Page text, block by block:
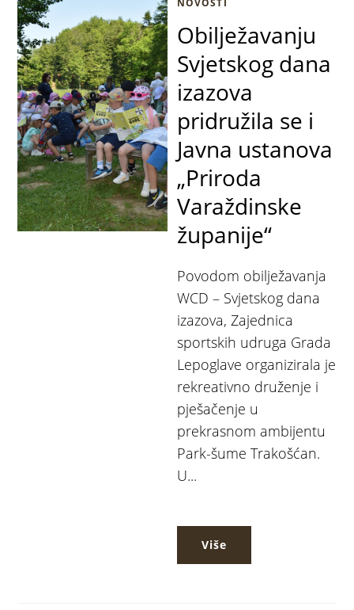
Obilježavanju
Svjetskog dana
izazova
pridružila se i
Javna ustanova
„Priroda
Varaždinske
županije“
Povodom obilježavanja
WCD – Svjetskog dana
izazova, Zajednica
sportskih udruga Grada
Lepoglave organizirala je
rekreativno druženje i
pješačenje u
prekrasnom ambijentu
Park-šume Trakošćan.
U...
Više